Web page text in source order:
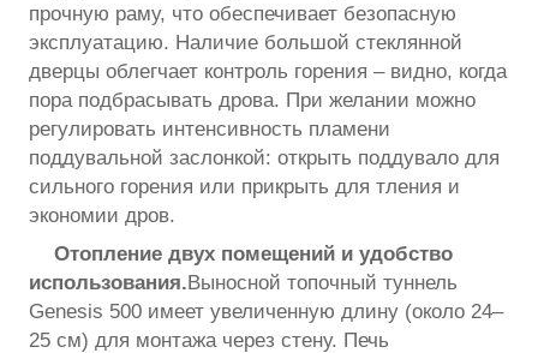
прочную раму, что обеспечивает безопасную
эксплуатацию. Наличие большой стеклянной
дверцы облегчает контроль горения – видно, когда
пора подбрасывать дрова. При желании можно
регулировать интенсивность пламени
поддувальной заслонкой: открыть поддувало для
сильного горения или прикрыть для тления и
экономии дров.
Отопление двух помещений и удобство
использования.Выносной топочный туннель
Genesis 500 имеет увеличенную длину (около 24–
25 см) для монтажа через стену. Печь